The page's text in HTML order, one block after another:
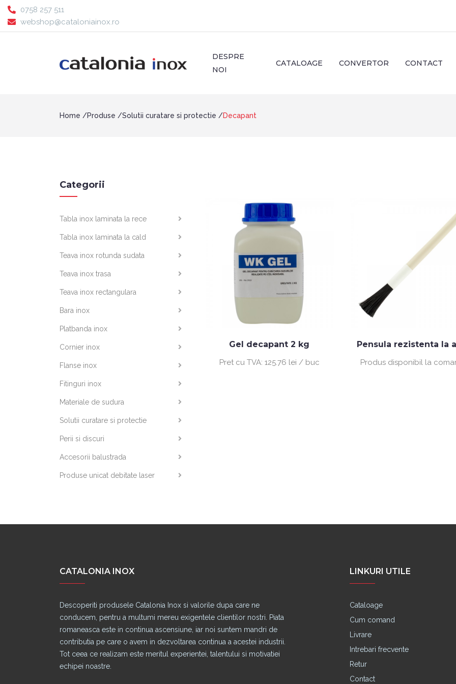
0758 257 511
webshop@cataloniainox.ro
DESPRE
NOI
CATALOAGE CONVERTOR CONTACT
Home Produse Solutii curatare si protectie Decapant
Gel decapant 2 kg
Pret cu TVA: 125.76 lei / buc
Pensula rezistenta la
Produs disponibil la
Categorii
Tabla inox laminata la rece
Tabla inox laminata la cald
Teava inox rotunda sudata
Teava inox trasa
Teava inox rectangulara
Bara inox
Platbanda inox
Cornier inox
Flanse inox
Fitinguri inox
Materiale de sudura
Solutii curatare si protectie
Perii si discuri
Accesorii balustrada
Produse unicat debitate laser
CATALONIA INOX
Descoperiti produsele Catalonia Inox si valorile dupa care ne
conducem, pentru a multumi mereu exigentele clientilor nostri. Piata
romaneasca este in continua ascensiune, iar noi suntem mandri de
contributia pe care o avem in dezvoltarea continua a acestei industrii.
Tot ceea ce realizam este meritul experientei, talentului si motivatiei
echipei noastre.
LINKURI UTILE
Cataloage
Cum comand
Livrare
Intrebari frecvente
Retur
Contact